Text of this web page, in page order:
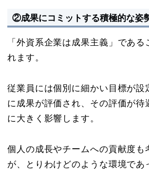
②成果にコミットする積極的な姿
「外資系企業は成果主義」である
れます。
従業員には個別に細かい目標が設
に成果が評価され、その評価が待
に大きく影響します。
個人の成長やチームへの貢献度も
が、とりわけどのような環境であ